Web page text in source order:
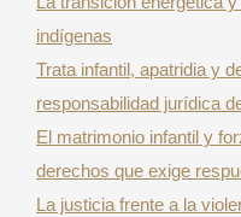
o
r
:
indígenas
Trata infantil, apatridia y
responsabilidad jurídica
El matrimonio infantil y
derechos que exige
La justicia frente a la